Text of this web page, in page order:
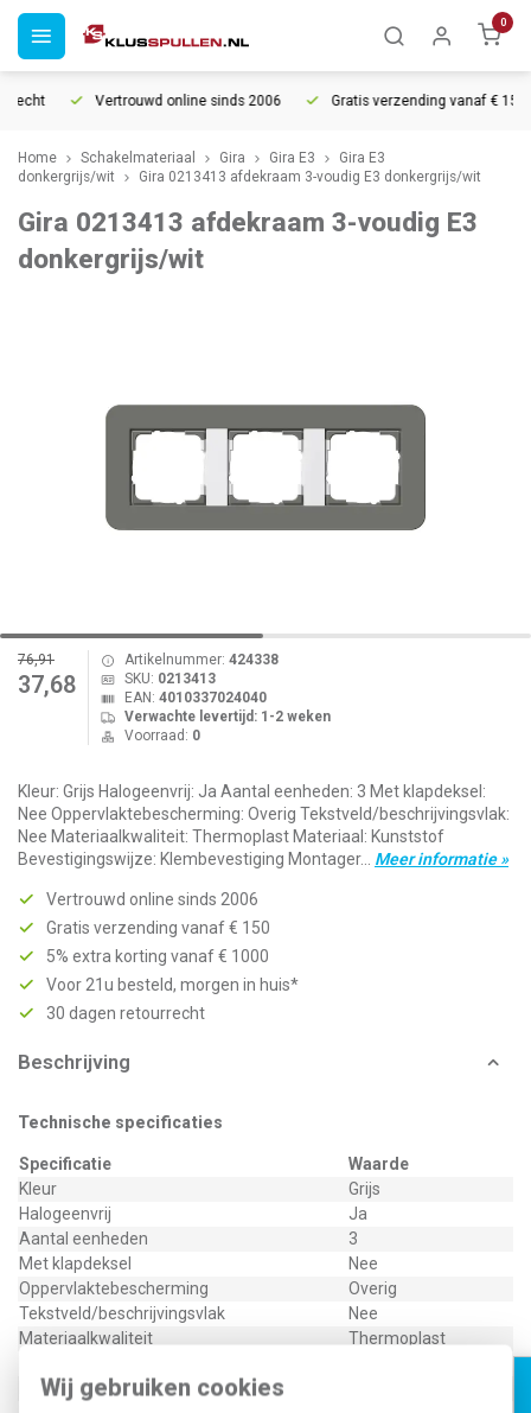
Wij gebruiken cookies
0
Vertrouwd online sinds 2006 Gratis verzending vanaf € 150
Home Schakelmateriaal Gira Gira E3
Gira E3
donkergrijs/wit
Gira 0213413 afdekraam 3-voudig E3 donkergrijs/wit
Gira 0213413 afdekraam 3-voudig E3
donkergrijs/wit
76,91
37,68
Artikelnummer: 424338
SKU: 0213413
EAN: 4010337024040
Verwachte levertijd: 1-2 weken
Voorraad: 0
Kleur: Grijs Halogeenvrij: Ja Aantal eenheden: 3 Met klapdeksel:
Nee Oppervlaktebescherming: Overig Tekstveld/beschrijvingsvlak:
Nee Materiaalkwaliteit: Thermoplast Materiaal: Kunststof
Bevestigingswijze: Klembevestiging Montager... Meer informatie »
Vertrouwd online sinds 2006
Gratis verzending vanaf € 150
5% extra korting vanaf € 1000
Voor 21u besteld, morgen in huis*
30 dagen retourrecht
Beschrijving
Technische specificaties
Specificatie
Waarde
Kleur
Grijs
Halogeenvrij
Ja
Aantal eenheden
3
Met klapdeksel
Nee
Oppervlaktebescherming
Overig
Tekstveld/beschrijvingsvlak
Nee
Materiaalkwaliteit
Thermoplast
Bevestigingswijze